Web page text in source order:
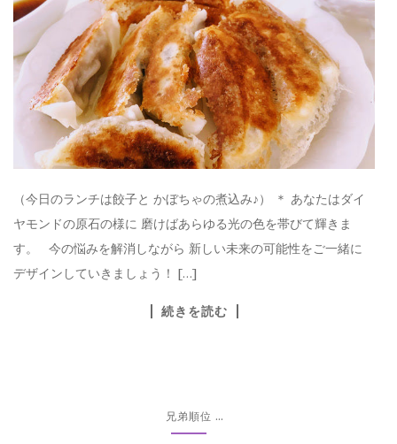
（今日のランチは餃子と かぼちゃの煮込み♪） ＊ あなたはダイ
ヤモンドの原石の様に 磨けばあらゆる光の色を帯びて輝きま
す。 今の悩みを解消しながら 新しい未来の可能性をご一緒に
デザインしていきましょう！ […]
続きを読む
兄弟順位 ...